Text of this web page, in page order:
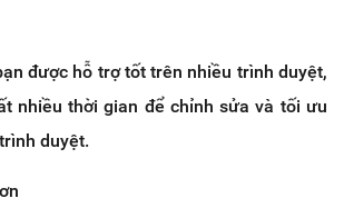
được hỗ trợ tốt trên nhiều trình duyệt,
nhiều thời gian để chỉnh sửa và tối ưu
duyệt.